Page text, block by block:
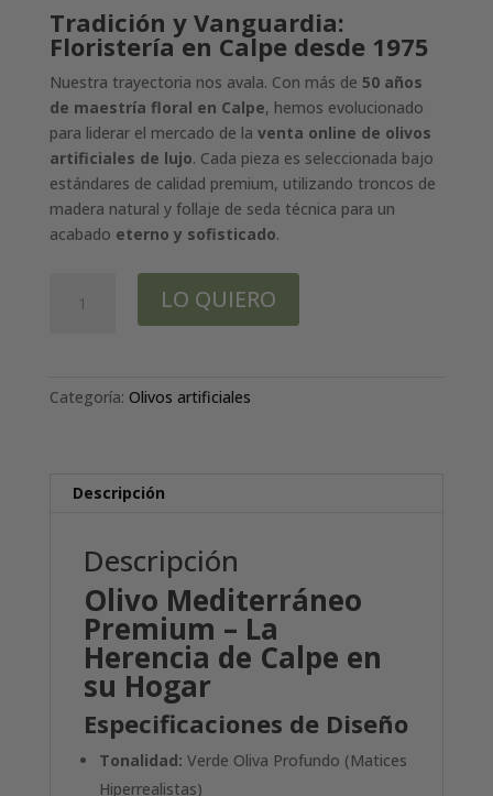
Tradición y Vanguardia:
Floristería en Calpe desde 1975
Nuestra trayectoria nos avala. Con más de 50 años
de maestría floral en Calpe, hemos evolucionado
para liderar el mercado de la venta online de olivos
artificiales de lujo. Cada pieza es seleccionada bajo
estándares de calidad premium, utilizando troncos de
madera natural y follaje de seda técnica para un
acabado eterno y sofisticado.
COPA
LO QUIERO
Categoría: Olivos artificiales
Descripción
Descripción
Olivo Mediterráneo
Premium – La
Herencia de Calpe en
su Hogar
Especificaciones de Diseño
Tonalidad: Verde Oliva Profundo (Matices
Hiperrealistas)